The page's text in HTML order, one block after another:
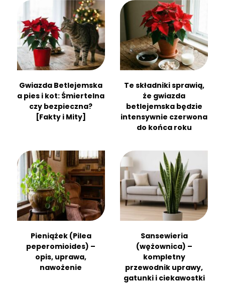
Gwiazda Betlejemska
a pies i kot: Śmiertelna
czy bezpieczna?
[Fakty i Mity]
Te składniki sprawią,
że gwiazda
betlejemska będzie
intensywnie czerwona
do końca roku
Pieniążek (Pilea
peperomioides) –
opis, uprawa,
nawożenie
Sansewieria
(wężownica) –
kompletny
przewodnik uprawy,
gatunki i ciekawostki